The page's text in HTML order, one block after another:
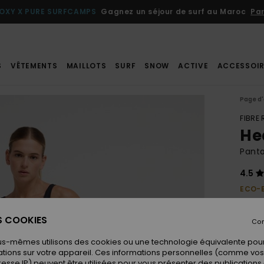
X PURE SURFCAMPS Gagnez un séjour de surf au Maroc
VÊTEMENTS MAILLOTS SURF SNOW ACTIVE
Page
FIBRE
4.5
ECO-
COOKIES
mêmes utilisons des cookies ou une technologie équivalente
sur votre appareil. Ces informations personnelles (comme